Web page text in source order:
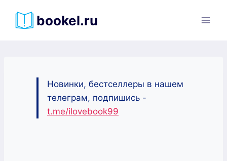
bookel.ru
Новинки, бестселлеры в нашем
телеграм, подпишись -
t.me/ilovebook99